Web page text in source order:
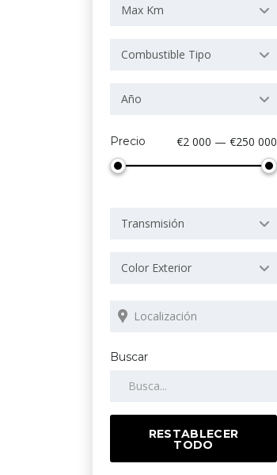
Max Km
Combustible Tipo
Año
Precio €2 000 — €250 000
Transmisión
Color Exterior
Buscar
RESTABLECER
TODO